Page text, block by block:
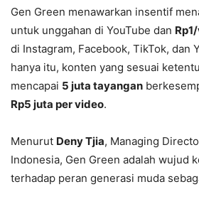
Gen Green menawarkan insentif
untuk unggahan di YouTube dan
di Instagram, Facebook, TikTok, dan
hanya itu, konten yang sesuai
mencapai 5 juta tayangan
Rp5 juta per video.
Menurut Deny Tjia, Managing
Indonesia, Gen Green adalah wujud
terhadap peran generasi muda